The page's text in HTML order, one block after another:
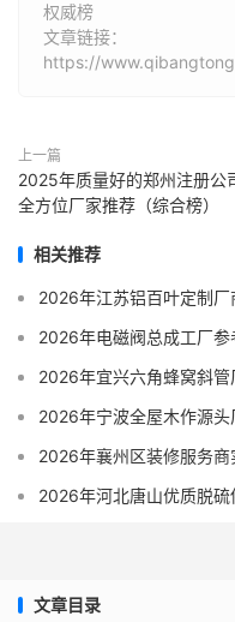
权威榜
文章链接：
https://
上一篇
2025年质量好的郑州注册公
全方位厂家推荐（综合榜）
相关推荐
2026年江苏铝百叶定制厂
2026年电磁阀总成工厂
2026年宜兴六角蜂窝斜
2026年宁波全屋木作源头
2026年襄州区装修服务
2026年河北唐山优质脱
文章目录